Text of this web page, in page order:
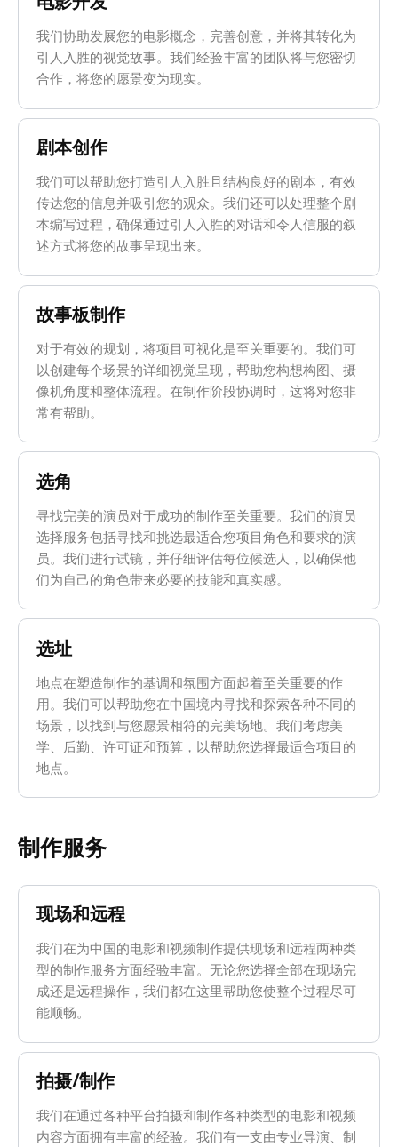
我们协助发展您的电影概念，完善创意，并将其转化为
引人入胜的视觉故事。我们经验丰富的团队将与您密切
合作，将您的愿景变为现实。
剧本创作
我们可以帮助您打造引人入胜且结构良好的剧本，有效
传达您的信息并吸引您的观众。我们还可以处理整个剧
本编写过程，确保通过引人入胜的对话和令人信服的叙
述方式将您的故事呈现出来。
故事板制作
对于有效的规划，将项目可视化是至关重要的。我们可
以创建每个场景的详细视觉呈现，帮助您构想构图、摄
像机角度和整体流程。在制作阶段协调时，这将对您非
常有帮助。
选角
寻找完美的演员对于成功的制作至关重要。我们的演员
选择服务包括寻找和挑选最适合您项目角色和要求的演
员。我们进行试镜，并仔细评估每位候选人，以确保他
们为自己的角色带来必要的技能和真实感。
选址
地点在塑造制作的基调和氛围方面起着至关重要的作
用。我们可以帮助您在中国境内寻找和探索各种不同的
场景，以找到与您愿景相符的完美场地。我们考虑美
学、后勤、许可证和预算，以帮助您选择最适合项目的
地点。
制作服务
现场和远程
我们在为中国的电影和视频制作提供现场和远程两种类
型的制作服务方面经验丰富。无论您选择全部在现场完
成还是远程操作，我们都在这里帮助您使整个过程尽可
能顺畅。
拍摄/制作
我们在通过各种平台拍摄和制作各种类型的电影和视频
内容方面拥有丰富的经验。我们有一支由专业导演、制